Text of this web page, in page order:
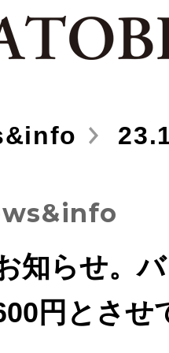
知らせ。
円とさせ